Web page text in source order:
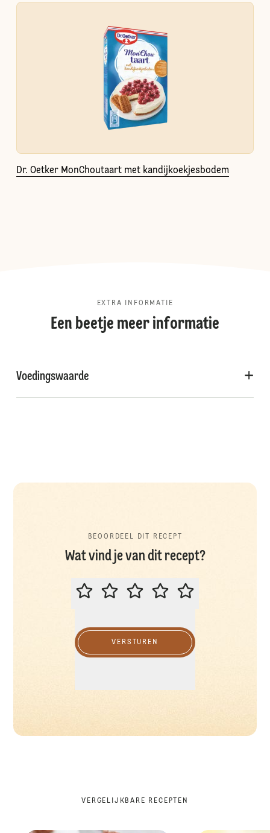
Dr. Oetker MonChoutaart met kandijkoekjesbodem
EXTRA INFORMATIE
Een beetje meer informatie
Voedingswaarde
BEOORDEEL DIT RECEPT
Wat vind je van dit recept?
BEOORDEEL DIT RECEPT
VERSTUREN
VERGELIJKBARE RECEPTEN